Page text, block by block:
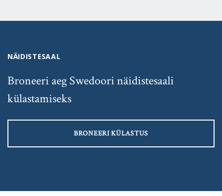
NÄIDISTESAAL
Broneeri aeg Swedoori näidistesaali
külastamiseks
BRONEERI KÜLASTUS